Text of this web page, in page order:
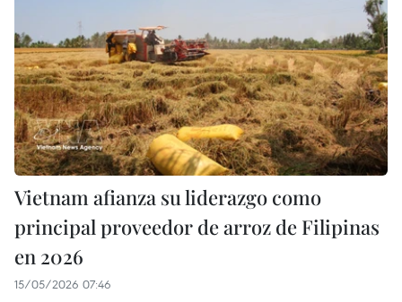
Vietnam afianza su liderazgo como
principal proveedor de arroz de Filipinas
en 2026
15/05/2026 07:46